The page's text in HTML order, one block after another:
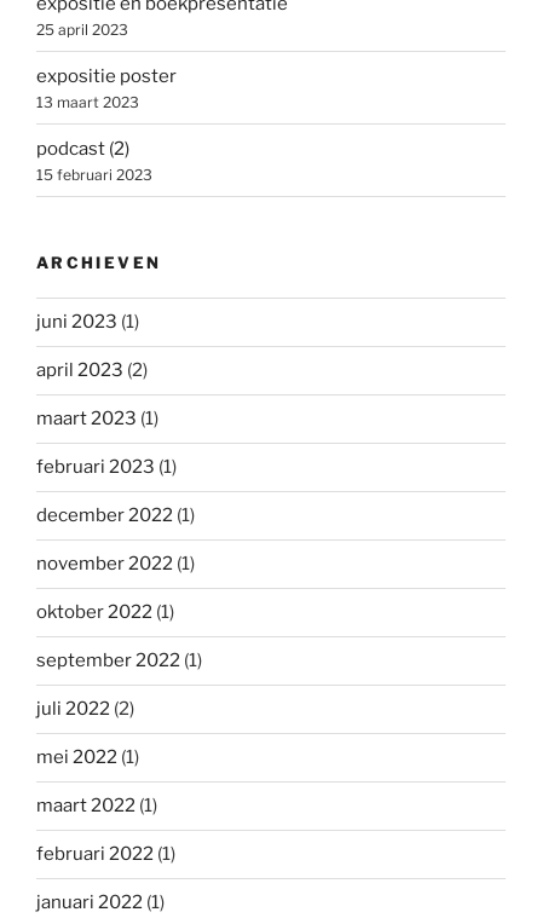
25 april 2023
expositie poster
13 maart 2023
podcast (2)
15 februari 2023
ARCHIEVEN
juni 2023 (1)
april 2023 (2)
maart 2023 (1)
februari 2023 (1)
december 2022 (1)
november 2022 (1)
oktober 2022 (1)
september 2022 (1)
juli 2022 (2)
mei 2022 (1)
maart 2022 (1)
februari 2022 (1)
januari 2022 (1)